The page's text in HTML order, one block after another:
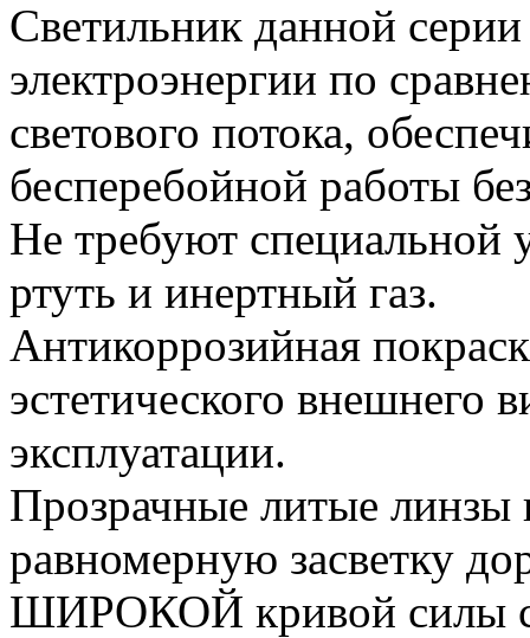
Светильник данной
электроэнергии по
светового потока,
бесперебойной работы
Не требуют специальной
ртуть и инертный газ.
Антикоррозийная
эстетического внешнего
эксплуатации.
Прозрачные литые линзы
равномерную засветку
ШИРОКОЙ кривой силы